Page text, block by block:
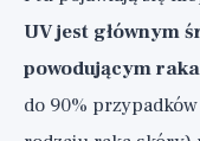
UV jest głównym
powodującym
do 90%